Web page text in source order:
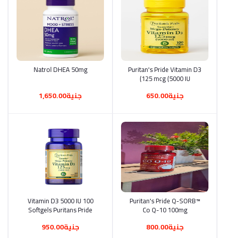
أضف إلى السلة
Puritan's Pride Vitamin D3
125 mcg (5000 IU)
جنية650.00
أضف إلى السلة
Natrol DHEA 50mg
جنية1,650.00
أضف إلى السلة
Puritan's Pride Q-SORB™
Co Q-10 100mg
جنية800.00
أضف إلى السلة
Vitamin D3 5000 IU 100
Softgels Puritans Pride
جنية950.00